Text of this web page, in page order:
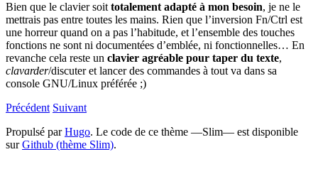
Bien que le clavier soit totalement adapté à mon besoin, je ne le
mettrais pas entre toutes les mains. Rien que l’inversion Fn/Ctrl est
une horreur quand on a pas l’habitude, et l’ensemble des touches
fonctions ne sont ni documentées d’emblée, ni fonctionnelles… En
revanche cela reste un clavier agréable pour taper du texte,
clavarder/discuter et lancer des commandes à tout va dans sa
console GNU/Linux préférée ;)
Précédent Suivant
Propulsé parHugo. Le code de ce thème —Slim— est disponible
surGithub (thème Slim).